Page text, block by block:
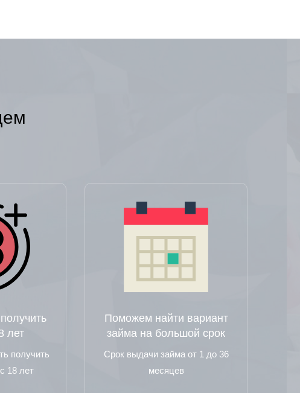
лет
получить
18 лет
Поможем найти вариант
займа на большой срок
Срок выдачи займа от 1 до 36
месяцев